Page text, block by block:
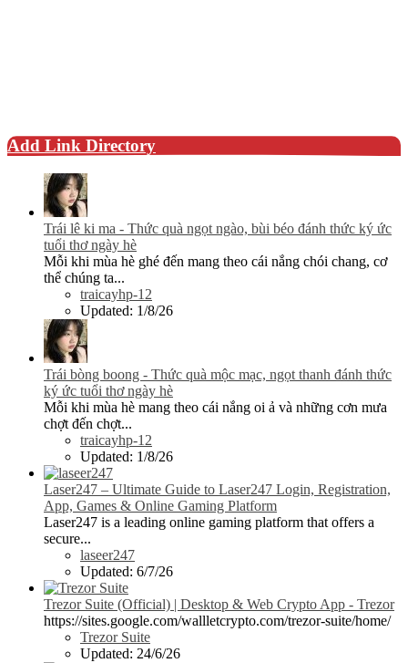
Add Link Directory
Trái lê ki ma - Thức quà ngọt ngào, bùi béo đánh thức ký ức
tuổi thơ ngày hè
Mỗi khi mùa hè ghé đến mang theo cái nắng chói chang, cơ
thể chúng ta...
traicayhp-12
Updated: 1/8/26
Trái bòng boong - Thức quà mộc mạc, ngọt thanh đánh thức
ký ức tuổi thơ ngày hè
Mỗi khi mùa hè mang theo cái nắng oi ả và những cơn mưa
chợt đến chợt...
traicayhp-12
Updated: 1/8/26
Laser247 – Ultimate Guide to Laser247 Login, Registration,
App, Games & Online Gaming Platform
Laser247 is a leading online gaming platform that offers a
secure...
laseer247
Updated: 6/7/26
Trezor Suite (Official) | Desktop & Web Crypto App - Trezor
https://sites.google.com/wallletcrypto.com/trezor-suite/home/
Trezor Suite
Updated: 24/6/26